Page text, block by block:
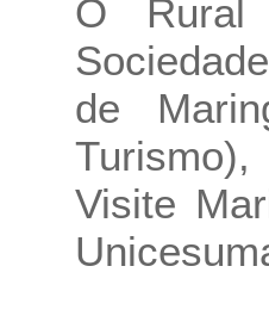
O Rural
de
Visite